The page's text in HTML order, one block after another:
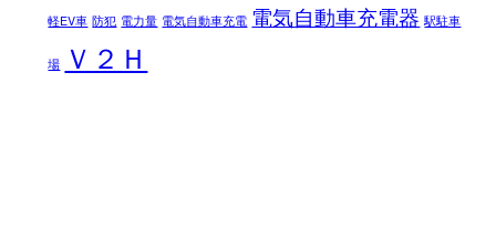
軽EV車 防犯 電力量 電気自動車充電 電気自動車充電器 駅駐車
場 Ｖ２Ｈ